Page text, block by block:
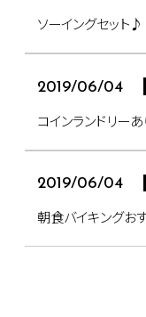
ソーイングセット♪
2019/06/04
コインランドリー
2019/06/04
朝食バイキングお